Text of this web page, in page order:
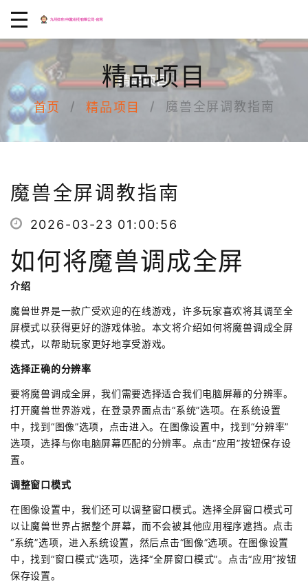
精品项目
首页 精品项目 魔兽全屏调教指南
魔兽全屏调教指南
2026-03-23 01:00:56
如何将魔兽调成全屏
介绍
魔兽世界是一款广受欢迎的在线游戏，许多玩家喜欢将其调至全
屏模式以获得更好的游戏体验。本文将介绍如何将魔兽调成全屏
模式，以帮助玩家更好地享受游戏。
选择正确的分辨率
要将魔兽调成全屏，我们需要选择适合我们电脑屏幕的分辨率。
打开魔兽世界游戏，在登录界面点击“系统”选项。在系统设置
中，找到“图像”选项，点击进入。在图像设置中，找到“分辨率”
选项，选择与你电脑屏幕匹配的分辨率。点击“应用”按钮保存设
置。
调整窗口模式
在图像设置中，我们还可以调整窗口模式。选择全屏窗口模式可
以让魔兽世界占据整个屏幕，而不会被其他应用程序遮挡。点击
“系统”选项，进入系统设置，然后点击“图像”选项。在图像设置
中，找到“窗口模式”选项，选择“全屏窗口模式”。点击“应用”按钮
保存设置。